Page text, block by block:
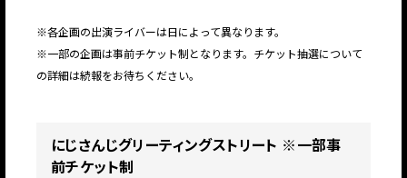
※各企画の出演ライバーは日によって異なります。
※一部の企画は事前チケット制となります。チケット抽選について
の詳細は続報をお待ちください。
にじさんじグリーティングストリート ※一部事
前チケット制